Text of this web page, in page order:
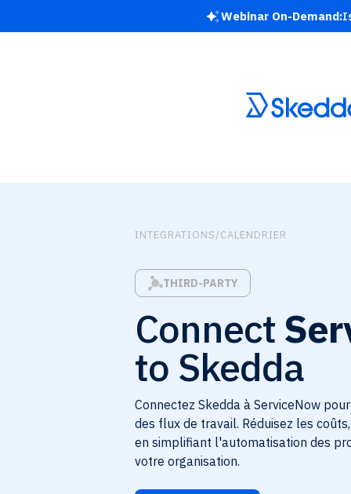
Webinar On-Demand:
INTEGRATIONS/CALENDRIER
THIRD-PARTY
Connect
to Skedda
Connectez Skedda à ServiceNow
des flux de travail. Réduisez les
en simplifiant l'automatisation des
votre organisation.